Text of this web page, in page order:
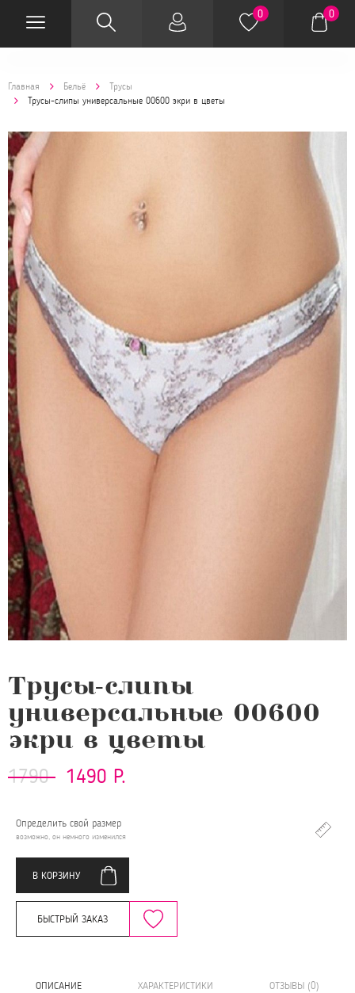
0 0
Главная Бельё
Трусы
Трусы-слипы универсальные 00600 экри в цветы
Трусы-слипы
универсальные 00600
экри в цветы
1790 1490 Р.
Определить свой размер
возможно, он немного изменился
В КОРЗИНУ
БЫСТРЫЙ ЗАКАЗ
ОПИСАНИЕ ХАРАКТЕРИСТИКИ ОТЗЫВЫ (0)